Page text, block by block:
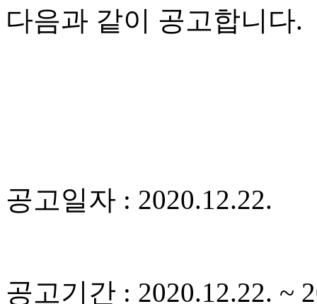
다음과 같이 공고합니다.
공고일자 : 2020.12.22.
공고기간 : 2020.12.22. ~